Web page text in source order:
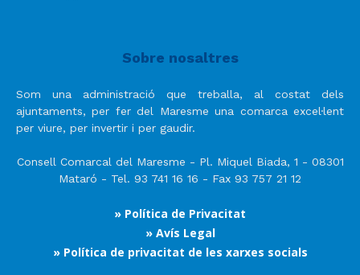
Sobre nosaltres
Som una administració que treballa, al costat dels
ajuntaments, per fer del Maresme una comarca excel·lent
per viure, per invertir i per gaudir.
Consell Comarcal del Maresme - Pl. Miquel Biada, 1 - 08301
Mataró - Tel. 93 741 16 16 - Fax 93 757 21 12
» Política de Privacitat
» Avís Legal
» Política de privacitat de les xarxes socials